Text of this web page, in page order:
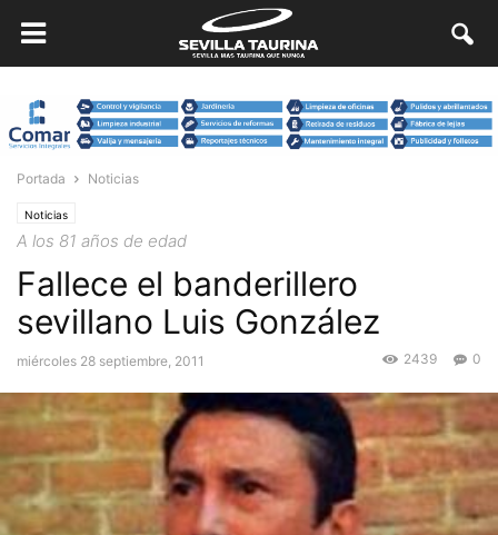
Portada Noticias
Noticias
A los 81 años de edad
Fallece el banderillero
sevillano Luis González
miércoles 28 septiembre, 2011 0
2439